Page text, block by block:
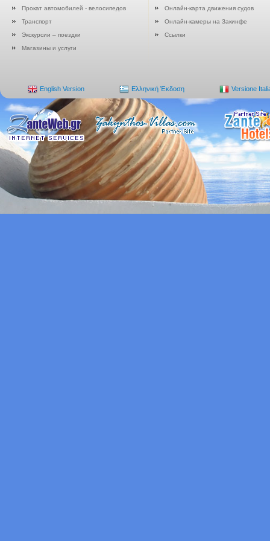
Прокат автомобилей - велосипедов
Онлайн-карта движения судов
Транспорт
Онлайн-камеры на Закинфе
Экскурсии – поездки
Ссылки
Магазины и услуги
English Version Ελληνική Έκδοση Versione